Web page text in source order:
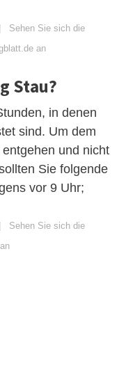
Sehen Sie sich die
an
Stau?
in denen
sind. Um dem
und nicht
Sie folgende
vor 9 Uhr;
Sehen Sie sich die